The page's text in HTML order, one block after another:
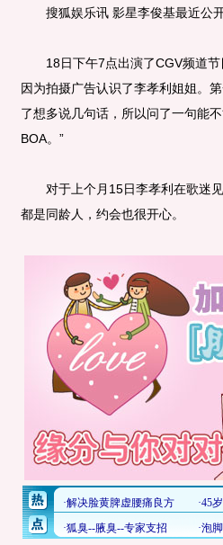
搜狐娱乐讯 影星李俊基最近公开
18日下午7点出演了CGV频道节
因为拍摄广告认识了李孝利姐姐。
了想多说几句话，所以问了一句能
BOA。”
对于上个月15日李孝利在歌迷见
都是同龄人，约会也很开心。